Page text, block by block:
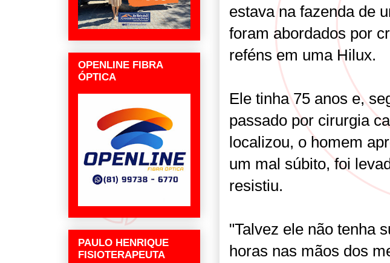
estava na fazenda de
foram abordados por
reféns em uma Hilux.
Ele tinha 75 anos e,
passado por cirurgia
localizou, o homem
um mal súbito, foi
resistiu.
"Talvez ele não tenha
horas nas mãos dos
OPENLINE FIBRA
ÓPTICA
PAULO HENRIQUE
FISIOTERAPEUTA